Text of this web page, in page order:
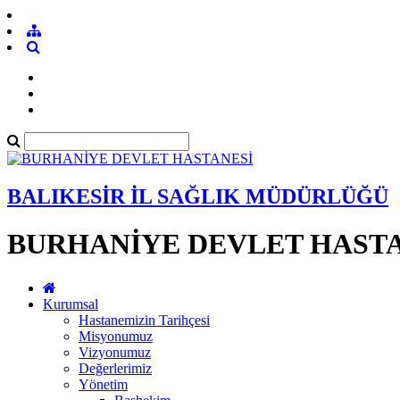
BALIKESİR İL SAĞLIK MÜDÜRLÜĞÜ
BURHANİYE DEVLET
Kurumsal
Hastanemizin Tarihçesi
Misyonumuz
Vizyonumuz
Değerlerimiz
Yönetim